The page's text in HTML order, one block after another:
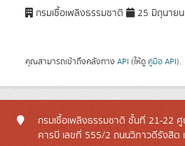
กรมเชื้อเพลิงธรรมชาติ 25 มิถุนาย
คุณสามารถเข้าถึงคลังทาง API (ให้ดู คู่มือ API).
กรมเชื้อเพลิงธรรมชาติ ชั้นที่ 21-22 ศู
คารบี เลขที่ 555/2 ถนนวิภาวดีรังสิต